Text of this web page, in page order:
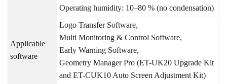
Operating humidity: 10–80 % (no condensation)
Applicable
software
Logo Transfer Software,
Multi Monitoring & Control Software,
Early Warning Software,
Geometry Manager Pro (ET-UK20 Upgrade Kit
and ET-CUK10 Auto Screen Adjustment Kit)